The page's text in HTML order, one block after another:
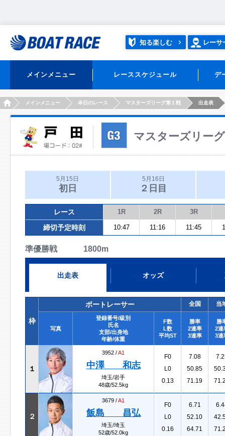
知る楽しむ レーサ
メインメニュー レーススケジュール デ
HOMEメインメニュー 本日のレース マスターズリーグ第１戦 出走表
マスターズリー
5月15日
初日
5月16日
２日目
レース 1R 2R 3R
締切予定時刻 10:47 11:16 11:45
準優勝戦 1800m
出走表 オッズ
枠
ボートレーサー 全国 当
写真
登録番号/級別
氏名
支部/出身地
年齢/体重
F数
L数
平均ST
勝率
2連率
3連率
勝
2連
3連
１
3952 /A1
中澤 和志
埼玉/岩手
48歳/52.5kg
F0
L0
0.13
7.08
50.85
71.19
２
3679 /A1
飯島 昌弘
埼玉/埼玉
52歳/52.0kg
F0
L0
0.16
6.71
52.10
64.71